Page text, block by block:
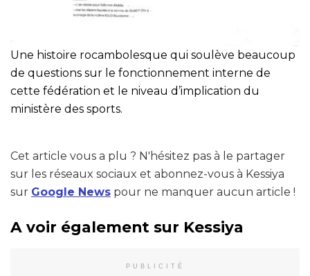
Une histoire rocambolesque qui soulève beaucoup
de questions sur le fonctionnement interne de
cette fédération et le niveau d’implication du
ministère des sports.
Cet article vous a plu ? N'hésitez pas à le partager
sur les réseaux sociaux et abonnez-vous à Kessiya
sur Google News pour ne manquer aucun article !
A voir également sur Kessiya
PUBLICITÉ